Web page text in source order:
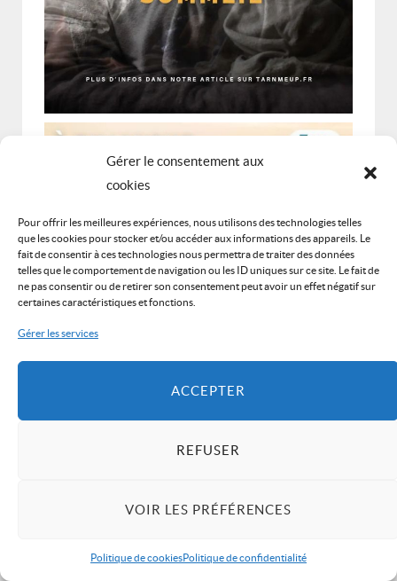
Gérer le consentement aux
cookies
Pour offrir les meilleures expériences, nous utilisons des technologies telles
que les cookies pour stocker et/ou accéder aux informations des appareils. Le
fait de consentir à ces technologies nous permettra de traiter des données
telles que le comportement de navigation ou les ID uniques sur ce site. Le fait de
ne pas consentir ou de retirer son consentement peut avoir un effet négatif sur
certaines caractéristiques et fonctions.
Gérer les services
ACCEPTER
REFUSER
VOIR LES PRÉFÉRENCES
Politique de cookiesPolitique de confidentialité